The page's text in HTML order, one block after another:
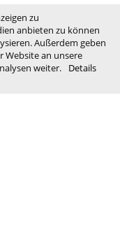
zu
anbieten zu können
Außerdem geben
an unsere
weiter.
Details